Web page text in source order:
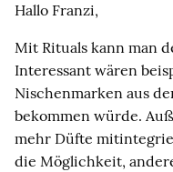
Hallo Franzi,
Mit Rituals kann man
Interessant wären
Nischenmarken aus
bekommen würde.
mehr Düfte
die Möglichkeit,